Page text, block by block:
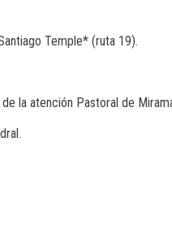
Temple* (ruta 19).
la atención Pastoral de